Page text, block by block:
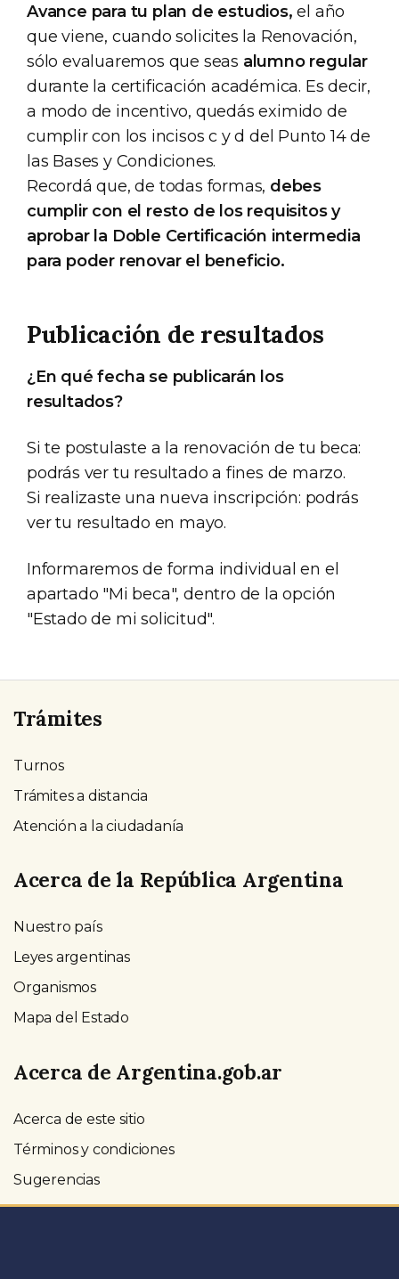
Avance para tu plan de estudios, el año
que viene, cuando solicites la Renovación,
sólo evaluaremos que seas alumno regular
durante la certificación académica. Es decir,
a modo de incentivo, quedás eximido de
cumplir con los incisos c y d del Punto 14 de
las Bases y Condiciones.
Recordá que, de todas formas, debes
cumplir con el resto de los requisitos y
aprobar la Doble Certificación intermedia
para poder renovar el beneficio.
Publicación de resultados
¿En qué fecha se publicarán los
resultados?
Si te postulaste a la renovación de tu beca:
podrás ver tu resultado a fines de marzo.
Si realizaste una nueva inscripción: podrás
ver tu resultado en mayo.
Informaremos de forma individual en el
apartado "Mi beca", dentro de la opción
"Estado de mi solicitud".
Trámites
Turnos
Trámites a distancia
Atención a la ciudadanía
Acerca de la República Argentina
Nuestro país
Leyes argentinas
Organismos
Mapa del Estado
Acerca de Argentina.gob.ar
Acerca de este sitio
Términos y condiciones
Sugerencias